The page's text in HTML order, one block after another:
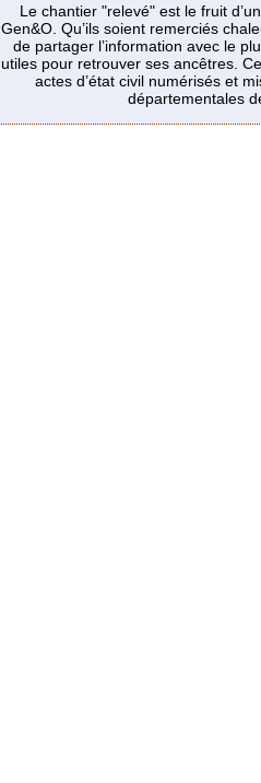
Le chantier "relevé" est le fruit
Gen&O. Qu’ils soient remerciés
de partager l’information avec le
utiles pour retrouver ses ancêtres.
actes d’état civil numérisés et
départementales